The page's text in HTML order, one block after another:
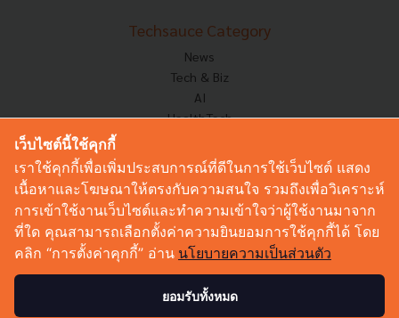
Techsauce Category
News
Tech & Biz
AI
HealthTech
Corp Innov
Saucy Thoughts
Based On
Sustainable
Videos
Podcast
เว็บไซต์นี้ใช้คุกกี้
เราใช้คุกกี้เพื่อเพิ่มประสบการณ์ที่ดีในการใช้เว็บไซต์ แสดง
เนื้อหาและโฆษณาให้ตรงกับความสนใจ รวมถึงเพื่อวิเคราะห์
การเข้าใช้งานเว็บไซต์และทำความเข้าใจว่าผู้ใช้งานมาจาก
ที่ใด คุณสามารถเลือกตั้งค่าความยินยอมการใช้คุกกี้ได้ โดย
คลิก “การตั้งค่าคุกกี้” อ่าน นโยบายความเป็นส่วนตัว
ยอมรับทั้งหมด